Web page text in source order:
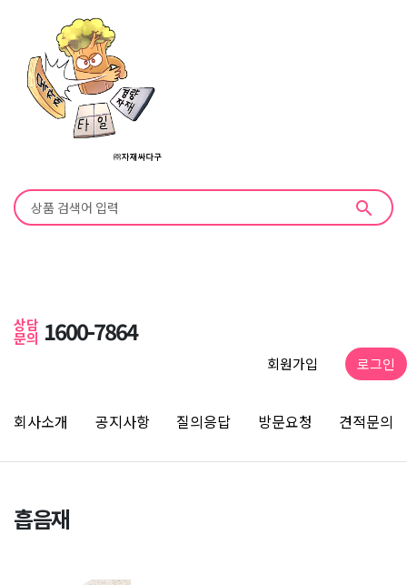
search
상담
문의 1600-7864
회원가입 로그인
회사소개 공지사항 질의응답 방문요청 견적문의
흡음재